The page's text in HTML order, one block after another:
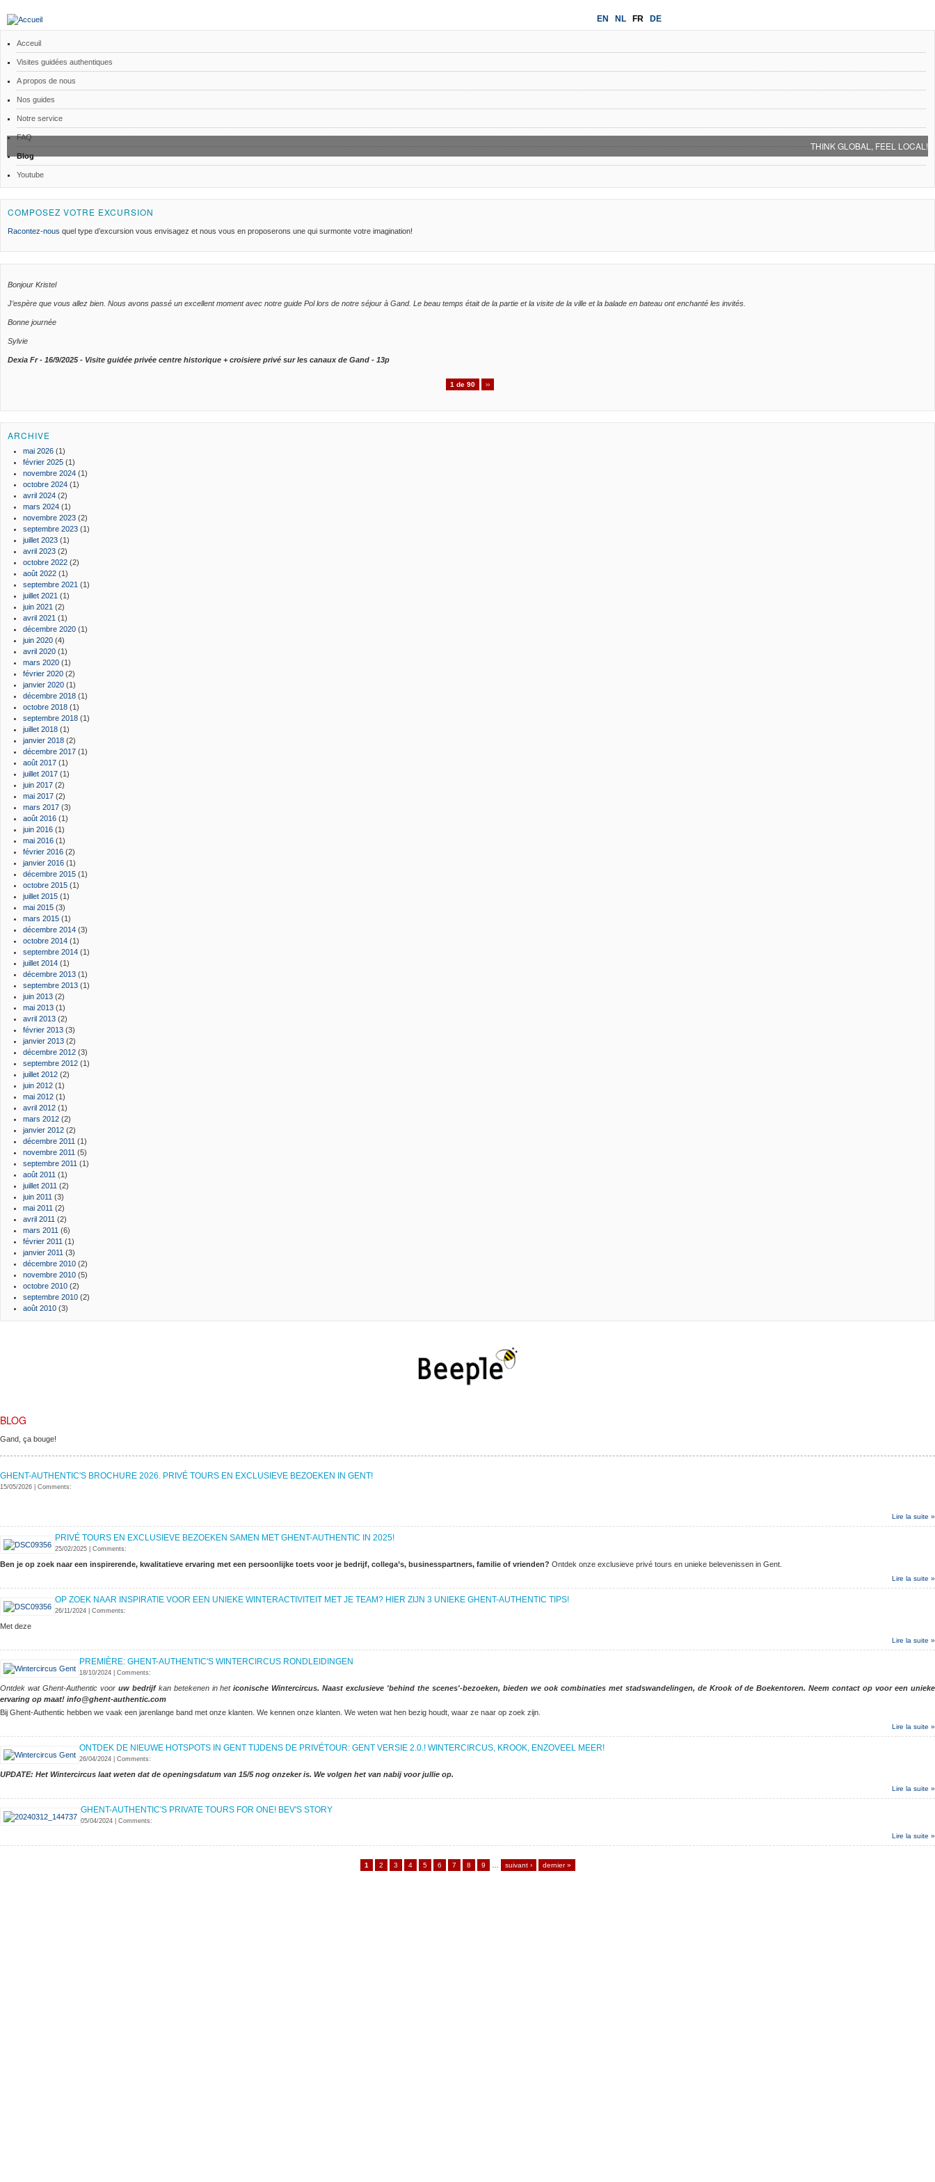
EN NL FR DE
THINK GLOBAL, FEEL LOCAL!
Acceuil
Visites guidées authentiques
A propos de nous
Nos guides
Notre service
FAQ
Blog
Youtube
COMPOSEZ VOTRE EXCURSION
Racontez-nous quel type d’excursion vous envisagez et nous vous en proposerons une qui surmonte votre imagination!
Bonjour Kristel
J’espère que vous allez bien. Nous avons passé un excellent moment avec notre guide Pol lors de notre séjour à Gand. Le beau temps était de la partie et la visite de la ville et la balade en bateau ont enchanté les invités.
Bonne journée
Sylvie
Dexia Fr - 16/9/2025 - Visite guidée privée centre historique + croisiere privé sur les canaux de Gand - 13p
1 de 90 ››
ARCHIVE
mai 2026 (1)
février 2025 (1)
novembre 2024 (1)
octobre 2024 (1)
avril 2024 (2)
mars 2024 (1)
novembre 2023 (2)
septembre 2023 (1)
juillet 2023 (1)
avril 2023 (2)
octobre 2022 (2)
août 2022 (1)
septembre 2021 (1)
juillet 2021 (1)
juin 2021 (2)
avril 2021 (1)
décembre 2020 (1)
juin 2020 (4)
avril 2020 (1)
mars 2020 (1)
février 2020 (2)
janvier 2020 (1)
décembre 2018 (1)
octobre 2018 (1)
septembre 2018 (1)
juillet 2018 (1)
janvier 2018 (2)
décembre 2017 (1)
août 2017 (1)
juillet 2017 (1)
juin 2017 (2)
mai 2017 (2)
mars 2017 (3)
août 2016 (1)
juin 2016 (1)
mai 2016 (1)
février 2016 (2)
janvier 2016 (1)
décembre 2015 (1)
octobre 2015 (1)
juillet 2015 (1)
mai 2015 (3)
mars 2015 (1)
décembre 2014 (3)
octobre 2014 (1)
septembre 2014 (1)
juillet 2014 (1)
décembre 2013 (1)
septembre 2013 (1)
juin 2013 (2)
mai 2013 (1)
avril 2013 (2)
février 2013 (3)
janvier 2013 (2)
décembre 2012 (3)
septembre 2012 (1)
juillet 2012 (2)
juin 2012 (1)
mai 2012 (1)
avril 2012 (1)
mars 2012 (2)
janvier 2012 (2)
décembre 2011 (1)
novembre 2011 (5)
septembre 2011 (1)
août 2011 (1)
juillet 2011 (2)
juin 2011 (3)
mai 2011 (2)
avril 2011 (2)
mars 2011 (6)
février 2011 (1)
janvier 2011 (3)
décembre 2010 (2)
novembre 2010 (5)
octobre 2010 (2)
septembre 2010 (2)
août 2010 (3)
BLOG
Gand, ça bouge!
GHENT-AUTHENTIC'S BROCHURE 2026. PRIVÉ TOURS EN EXCLUSIEVE BEZOEKEN IN GENT!
15/05/2026 Comments:
Lire la suite »
PRIVÉ TOURS EN EXCLUSIEVE BEZOEKEN SAMEN MET GHENT-AUTHENTIC IN 2025!
25/02/2025 Comments:
Ben je op zoek naar een inspirerende, kwalitatieve ervaring met een persoonlijke toets voor je bedrijf, collega’s, businesspartners, familie of vrienden? Ontdek onze exclusieve privé tours en unieke belevenissen in Gent.
Lire la suite »
OP ZOEK NAAR INSPIRATIE VOOR EEN UNIEKE WINTERACTIVITEIT MET JE TEAM? HIER ZIJN 3 UNIEKE GHENT-AUTHENTIC TIPS!
26/11/2024 Comments:
Met deze
Lire la suite »
PREMIÈRE: GHENT-AUTHENTIC'S WINTERCIRCUS RONDLEIDINGEN
18/10/2024 Comments:
Ontdek wat Ghent-Authentic voor uw bedrijf kan betekenen in heticonische Wintercircus. Naast exclusieve 'behind the scenes'-bezoeken, bieden we ook combinaties met stadswandelingen, de Krook of de Boekentoren. Neem contact op voor een unieke
ervaring op maat! info@ghent-authentic.com
Bij Ghent-Authentic hebben we vaak een jarenlange band met onze klanten. We kennen onze klanten. We weten wat hen bezig houdt, waar ze naar op zoek zijn.
Lire la suite »
ONTDEK DE NIEUWE HOTSPOTS IN GENT TIJDENS DE PRIVÉTOUR: GENT VERSIE 2.0.! WINTERCIRCUS, KROOK, ENZOVEEL MEER!
26/04/2024 Comments:
UPDATE: Het Wintercircus laat weten dat de openingsdatum van 15/5 nog onzeker is. We volgen het van nabij voor jullie op.
Lire la suite »
GHENT-AUTHENTIC'S PRIVATE TOURS FOR ONE! BEV'S STORY
05/04/2024 Comments:
Lire la suite »
1 2 3 4 5 6 7 8 9 suivant › dernier »